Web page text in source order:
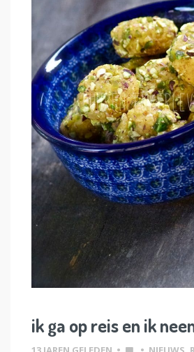
ik ga op reis en ik